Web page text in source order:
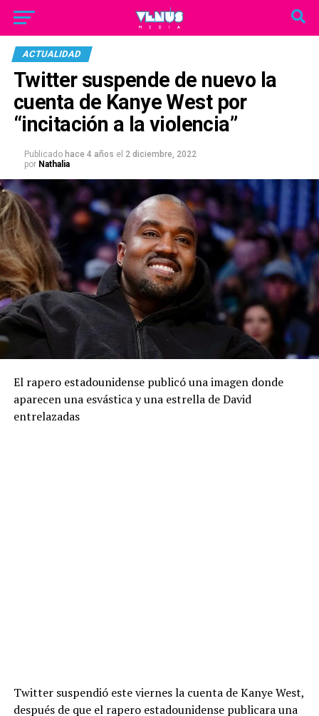
ACTUALIDAD
Twitter suspende de nuevo la
cuenta de Kanye West por
“incitación a la violencia”
Publicado hace 4 años el 2 diciembre, 2022
por Nathalia
El rapero estadounidense publicó una imagen donde
aparecen una esvástica y una estrella de David
entrelazadas
Twitter suspendió este viernes la cuenta de Kanye West,
después de que el rapero estadounidense publicara una